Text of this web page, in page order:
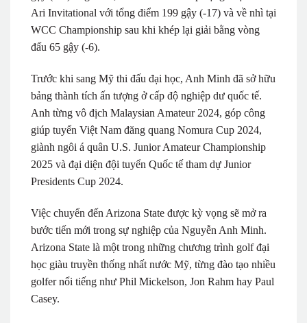
Ari Invitational với tổng điểm 199 gậy (-17) và về nhì tại
WCC Championship sau khi khép lại giải bằng vòng
đấu 65 gậy (-6).
Trước khi sang Mỹ thi đấu đại học, Anh Minh đã sở hữu
bảng thành tích ấn tượng ở cấp độ nghiệp dư quốc tế.
Anh từng vô địch Malaysian Amateur 2024, góp công
giúp tuyển Việt Nam đăng quang Nomura Cup 2024,
giành ngôi á quân U.S. Junior Amateur Championship
2025 và đại diện đội tuyển Quốc tế tham dự Junior
Presidents Cup 2024.
Việc chuyển đến Arizona State được kỳ vọng sẽ mở ra
bước tiến mới trong sự nghiệp của Nguyễn Anh Minh.
Arizona State là một trong những chương trình golf đại
học giàu truyền thống nhất nước Mỹ, từng đào tạo nhiều
golfer nổi tiếng như Phil Mickelson, Jon Rahm hay Paul
Casey.